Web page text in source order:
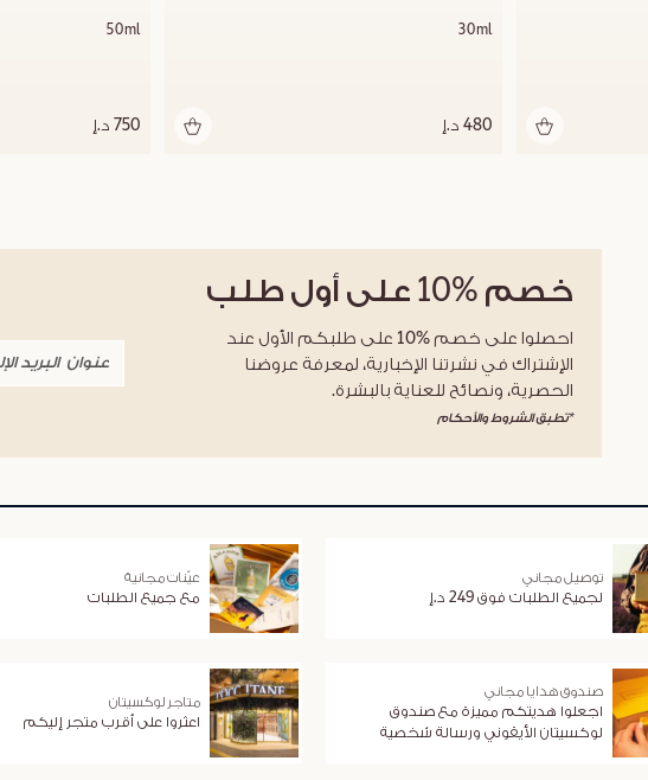
30ml
480 د.إ
50ml
750 د.إ
خصم %10 على أول طلب
احصلوا على خصم %10 على طلبكم الأول عند
الإشتراك في نشرتنا الإخبارية، لمعرفة عروضنا
الحصرية، ونصائح للعناية بالبشرة.
*تطبق الشروط والأحكام
توصيل مجاني
لجميع الطلبات فوق 249 د.إ
عيّنات مجانية
مع جميع الطلبات
صندوق هدايا مجاني
اجعلوا هديتكم مميزة مع صندوق
لوكسيتان الأيقوني ورسالة شخصية
متاجر لوكسيتان
اعثروا على أقرب متجر إليكم